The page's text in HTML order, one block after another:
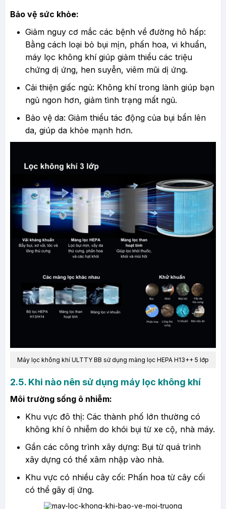
Bảo vệ sức khỏe:
Giảm nguy cơ mắc các bệnh về đường hô hấp:
Bằng cách loại bỏ bụi mịn, phấn hoa, vi khuẩn,
máy lọc không khí giúp giảm thiểu các triệu
chứng dị ứng, hen suyễn, viêm mũi dị ứng.
Cải thiện giấc ngủ: Không khí trong lành giúp bạn
ngủ ngon hơn, giảm tình trạng mất ngủ.
Bảo vệ da: Giảm thiểu tác động của bụi bẩn lên
da, giúp da khỏe mạnh hơn.
Máy lọc không khí ULTTY BB sử dụng màng lọc HEPA H13++ 5 lớp
2.5. Khi nào nên sử dụng máy lọc không khí
Môi trường sống ô nhiễm:
Khu vực đô thị: Các thành phố lớn thường có
không khí ô nhiễm do khói bụi từ xe cộ, nhà máy.
Gần các công trình xây dựng: Bụi từ quá trình
xây dựng có thể xâm nhập vào nhà.
Khu vực có nhiều cây cối: Phấn hoa từ cây cối
có thể gây dị ứng.